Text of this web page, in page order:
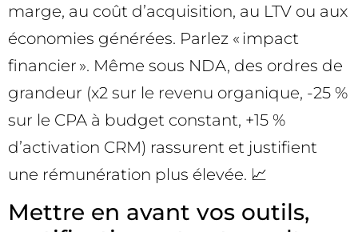
marge, au coût d’acquisition, au LTV ou aux
économies générées. Parlez « impact
financier ». Même sous NDA, des ordres de
grandeur (x2 sur le revenu organique, -25 %
sur le CPA à budget constant, +15 %
d’activation CRM) rassurent et justifient
une rémunération plus élevée. 📈
Mettre en avant vos outils,